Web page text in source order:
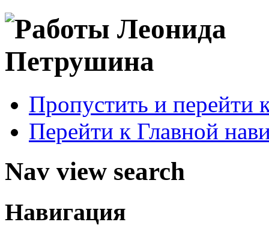
Пропустить и перейти
Перейти к Главной
Nav view search
Навигация